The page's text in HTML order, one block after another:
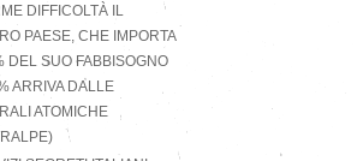
DIFFICOLTÀ IL
PAESE, CHE IMPORTA
DEL SUO FABBISOGNO
ARRIVA DALLE
ATOMICHE